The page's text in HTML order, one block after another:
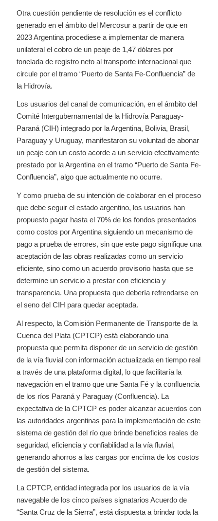
Otra cuestión pendiente de resolución es el conflicto
generado en el ámbito del Mercosur a partir de que en
2023 Argentina procediese a implementar de manera
unilateral el cobro de un peaje de 1,47 dólares por
tonelada de registro neto al transporte internacional que
circule por el tramo “Puerto de Santa Fe-Confluencia” de
la Hidrovía.
Los usuarios del canal de comunicación, en el ámbito del
Comité Intergubernamental de la Hidrovía Paraguay-
Paraná (CIH) integrado por la Argentina, Bolivia, Brasil,
Paraguay y Uruguay, manifestaron su voluntad de abonar
un peaje con un costo acorde a un servicio efectivamente
prestado por la Argentina en el tramo “Puerto de Santa Fe-
Confluencia”, algo que actualmente no ocurre.
Y como prueba de su intención de colaborar en el proceso
que debe seguir el estado argentino, los usuarios han
propuesto pagar hasta el 70% de los fondos presentados
como costos por Argentina siguiendo un mecanismo de
pago a prueba de errores, sin que este pago signifique una
aceptación de las obras realizadas como un servicio
eficiente, sino como un acuerdo provisorio hasta que se
determine un servicio a prestar con eficiencia y
transparencia. Una propuesta que debería refrendarse en
el seno del CIH para quedar aceptada.
Al respecto, la Comisión Permanente de Transporte de la
Cuenca del Plata (CPTCP) está elaborando una
propuesta que permita disponer de un servicio de gestión
de la vía fluvial con información actualizada en tiempo real
a través de una plataforma digital, lo que facilitaría la
navegación en el tramo que une Santa Fé y la confluencia
de los ríos Paraná y Paraguay (Confluencia). La
expectativa de la CPTCP es poder alcanzar acuerdos con
las autoridades argentinas para la implementación de este
sistema de gestión del río que brinde beneficios reales de
seguridad, eficiencia y confiabilidad a la vía fluvial,
generando ahorros a las cargas por encima de los costos
de gestión del sistema.
La CPTCP, entidad integrada por los usuarios de la vía
navegable de los cinco países signatarios Acuerdo de
“Santa Cruz de la Sierra”, está dispuesta a brindar toda la